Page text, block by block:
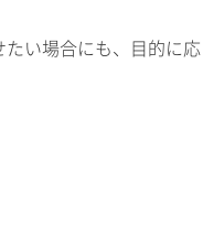
い場合にも、目的に